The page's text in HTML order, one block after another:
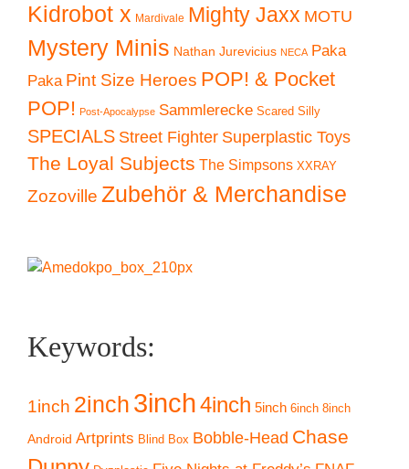
Kidrobot x Mardivale Mighty Jaxx MOTU
Mystery Minis Nathan Jurevicius NECA Paka
Paka Pint Size Heroes POP! & Pocket
POP! Post-Apocalypse Sammlerecke Scared Silly
SPECIALS Street Fighter Superplastic Toys
The Loyal Subjects The Simpsons XXRAY
Zozoville Zubehör & Merchandise
Keywords:
1inch 2inch 3inch4inch 5inch 6inch 8inch
Android Artprints Blind Box Bobble-Head Chase